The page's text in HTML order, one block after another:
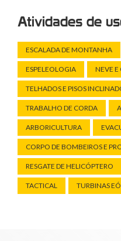
Atividades de
ESCALADA DE MONTANHA
ESPELEOLOGIA NEVE E
TELHADOS E PISOS
TRABALHO DE CORDA
ARBORICULTURA
CORPO DE BOMBEIROS E
RESGATE DE HELICÓPTERO
TACTICAL TURBINAS